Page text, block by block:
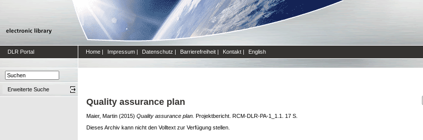
DLR Portal Home | Impressum | Datenschutz | Barrierefreiheit | Kontakt | English
Erweiterte Suche
Quality assurance plan
Maier, Martin (2015) Quality assurance plan. Projektbericht. RCM-DLR-PA-1_1.1. 17 S.
Dieses Archiv kann nicht den Volltext zur Verfügung stellen.